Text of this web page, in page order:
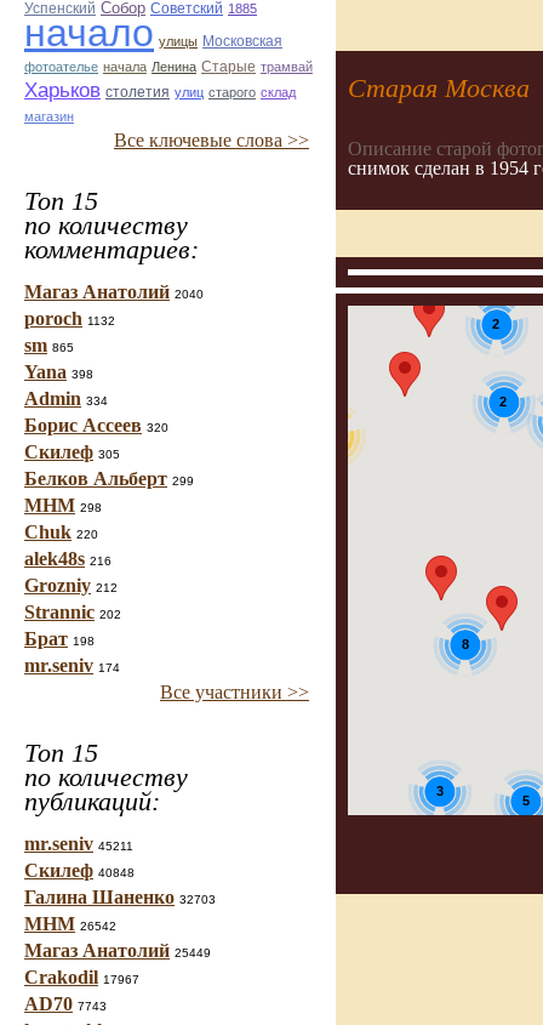
Успенский Собор Советский 1885
начало улицы Московская
фотоателье начала Ленина Старые трамвай
Харьков столетия улиц старого склад
магазин
Все ключевые слова >>
Топ 15
по количеству
комментариев:
Магаз Анатолий 2040
poroch 1132
sm 865
Yana 398
Admin 334
Борис Ассеев 320
Скилеф 305
Белков Альберт 299
МНМ 298
Chuk 220
alek48s 216
Grozniy 212
Strannic 202
Брат 198
mr.seniv 174
Все участники >>
Топ 15
по количеству
публикаций:
mr.seniv 45211
Скилеф 40848
Галина Шаненко 32703
МНМ 26542
Магаз Анатолий 25449
Crakodil 17967
AD70 7743
Старая Москва
Описание старой
снимок сделан в 1954
8
5
2
3
2